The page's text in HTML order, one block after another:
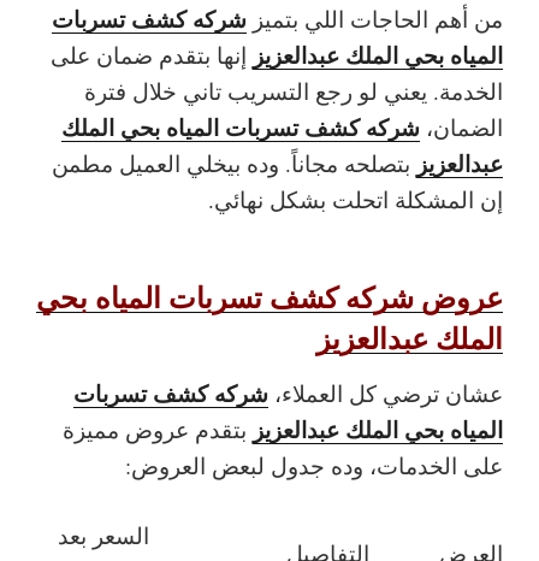
من أهم الحاجات اللي بتميز شركه كشف تسربات
المياه بحي الملك عبدالعزيز إنها بتقدم ضمان على
الخدمة. يعني لو رجع التسريب تاني خلال فترة
الضمان، شركه كشف تسربات المياه بحي الملك
عبدالعزيز بتصلحه مجاناً. وده بيخلي العميل مطمن
إن المشكلة اتحلت بشكل نهائي.
عروض شركه كشف تسربات المياه بحي
الملك عبدالعزيز
عشان ترضي كل العملاء، شركه كشف تسربات
المياه بحي الملك عبدالعزيز بتقدم عروض مميزة
على الخدمات، وده جدول لبعض العروض:
العرض التفاصيل
السعر بعد